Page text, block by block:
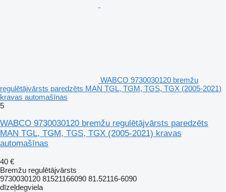
WABCO 9730030120 bremžu
regulētājvārsts paredzēts MAN TGL, TGM, TGS, TGX (2005-2021)
kravas automašīnas
5
WABCO 9730030120 bremžu regulētājvārsts paredzēts
MAN TGL, TGM, TGS, TGX (2005-2021) kravas
automašīnas
40 €
Bremžu regulētājvārsts
9730030120 81521166090 81.52116-6090
dīzeļdegviela